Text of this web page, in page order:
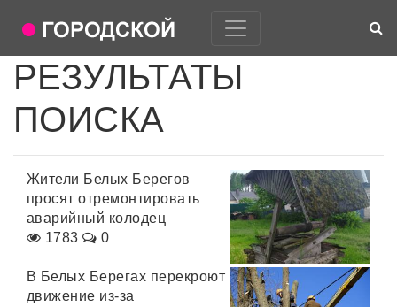
РЕЗУЛЬТАТЫ
ПОИСКА
Жители Белых Берегов
просят отремонтировать
аварийный колодец
1783
0
В Белых Берегах перекроют
движение из-за